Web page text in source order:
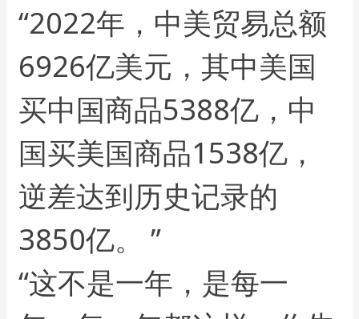
“2022年，中美贸易总额
6926亿美元，其中美国
买中国商品5388亿，中
国买美国商品1538亿，
逆差达到历史记录的
3850亿。 ”
“这不是一年，是每一